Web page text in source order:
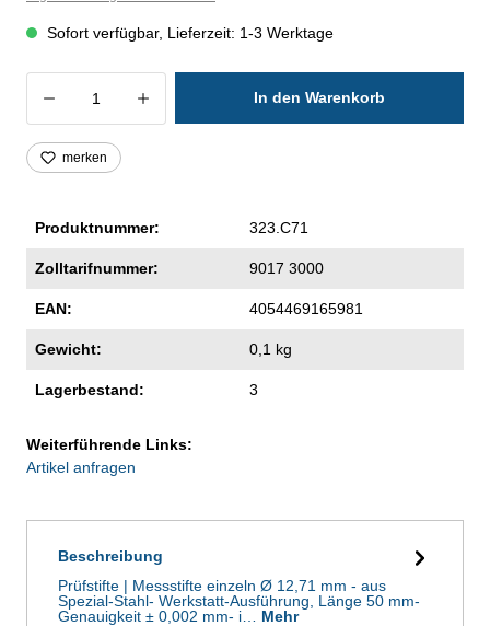
Sofort verfügbar, Lieferzeit: 1-3 Werktage
Produkt Anzahl: Gib den gewünschten
In den Warenkorb
merken
Produktnummer: 323.C71
Zolltarifnummer: 9017 3000
EAN: 4054469165981
Gewicht: 0,1 kg
Lagerbestand: 3
Weiterführende Links:
Artikel anfragen
Beschreibung
Prüfstifte | Messstifte einzeln Ø 12,71 mm - aus
Spezial-Stahl- Werkstatt-Ausführung, Länge 50 mm-
Genauigkeit ± 0,002 mm- i… Mehr